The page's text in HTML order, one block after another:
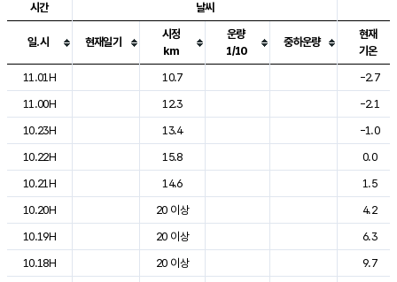
도시별 기상실황표로 지점, 날씨, 기온, 강수, 바람, 기압등을 안내한 표입
시간 날씨
일.시 현재일기
시정
km
운량
1/10
중하운량
현재
기온
11.01H
10.7
-2.7
11.00H
12.3
-2.1
10.23H
13.4
-1.0
10.22H
15.8
0.0
10.21H
14.6
1.5
10.20H
20 이상
4.2
10.19H
20 이상
6.3
10.18H
20 이상
9.7